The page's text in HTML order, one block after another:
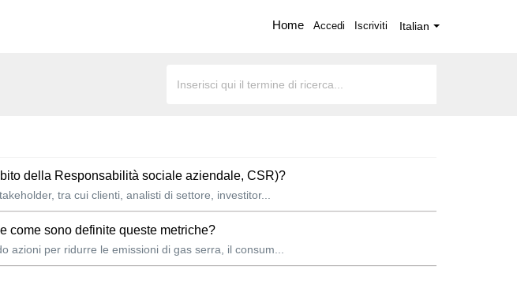
Home Italian
Accedi Iscriviti
della Responsabilità sociale aziendale, CSR)?
tra cui clienti, analisti di settore, investitor...
come sono definite queste metriche?
azioni per ridurre le emissioni di gas serra, il consum...